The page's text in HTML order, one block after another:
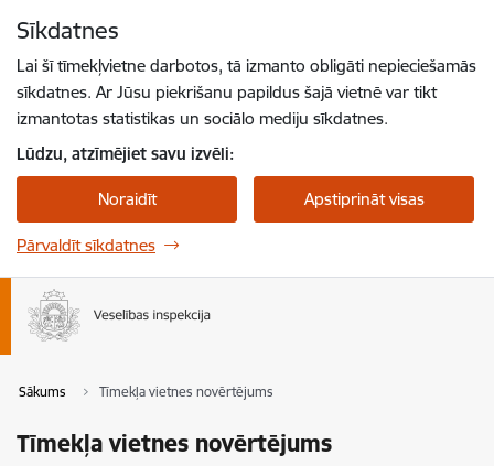
Sīkdatnes
Lai šī tīmekļvietne darbotos, tā izmanto obligāti nepieciešamās
sīkdatnes. Ar Jūsu piekrišanu papildus šajā vietnē var tikt
izmantotas statistikas un sociālo mediju sīkdatnes.
Lūdzu, atzīmējiet savu izvēli:
Noraidīt Apstiprināt visas
Pārvaldīt sīkdatnes
Sākums Tīmekļa vietnes novērtējums
Tīmekļa vietnes novērtējums